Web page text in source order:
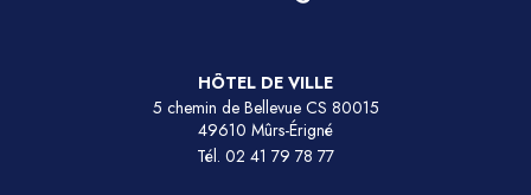
HÔTEL DE VILLE
5 chemin de Bellevue CS 80015
49610 Mûrs-Érigné
Tél. 02 41 79 78 77